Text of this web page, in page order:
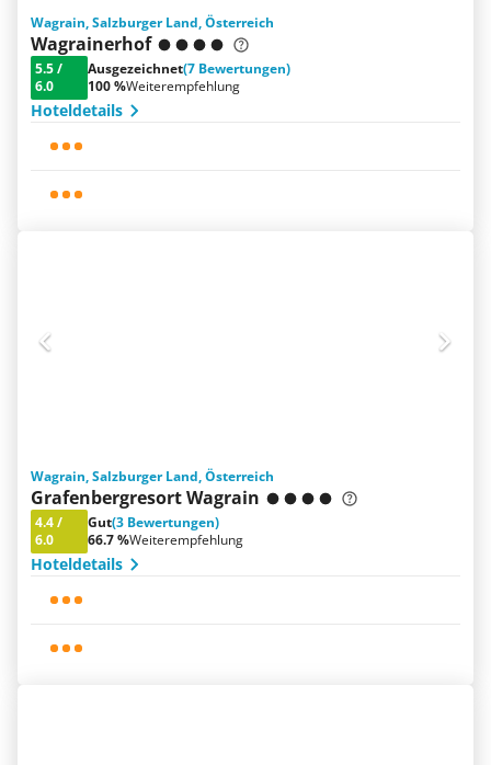
Wagrain, Salzburger Land, Österreich
Wagrainerhof
5.5/
6.0
Ausgezeichnet(7 Bewertungen)
100 %Weiterempfehlung
Hoteldetails
Wagrain, Salzburger Land, Österreich
Grafenbergresort Wagrain
4.4/
6.0
Gut(3 Bewertungen)
66.7 %Weiterempfehlung
Hoteldetails